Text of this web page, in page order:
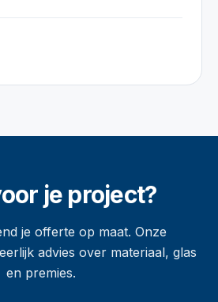
je project?
je offerte op maat. Onze
advies over materiaal, glas
en premies.